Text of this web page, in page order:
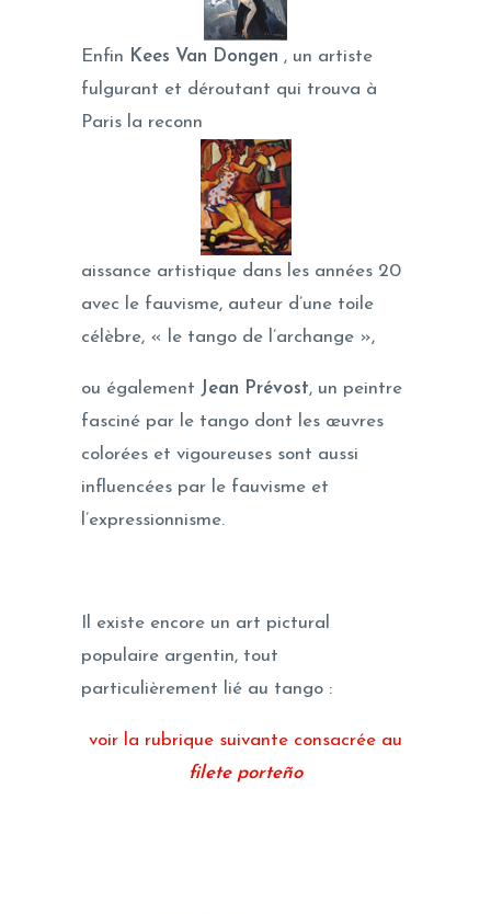
Enfin Kees Van Dongen , un artiste
fulgurant et déroutant qui trouva à
Paris la reconn
aissance artistique dans les années 20
avec le fauvisme, auteur d’une toile
célèbre, « le tango de l’archange »,
ou également Jean Prévost, un peintre
fasciné par le tango dont les œuvres
colorées et vigoureuses sont aussi
influencées par le fauvisme et
l’expressionnisme.
Il existe encore un art pictural
populaire argentin, tout
particulièrement lié au tango :
voir la rubrique suivante consacrée au
filete porteño